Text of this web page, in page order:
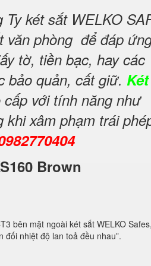
Ty két sắt WELKO
văn phòng để đáp
tờ, tiền bạc, hay các
bảo quản, cất giữ.
với tính năng như
khi xâm phạm trái
Brown
bên mặt ngoài két sắt WELKO
nhiệt độ lan toả đều nhau”.